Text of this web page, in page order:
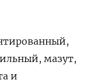
мазут,
и